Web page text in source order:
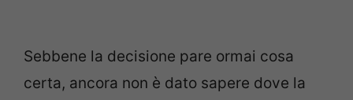
Sebbene la decisione pare ormai cosa
certa, ancora non è dato sapere dove la